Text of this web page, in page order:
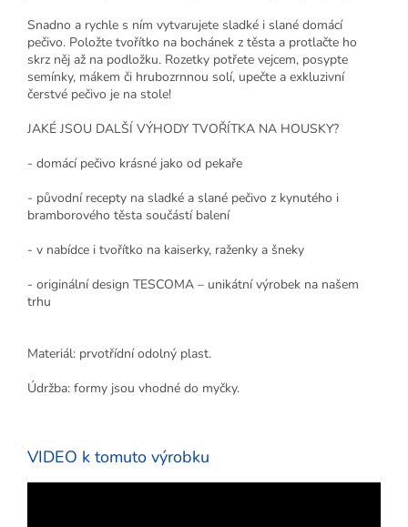
Snadno a rychle s ním vytvarujete sladké i slané domácí
pečivo. Položte tvořítko na bochánek z těsta a protlačte ho
skrz něj až na podložku. Rozetky potřete vejcem, posypte
semínky, mákem či hrubozrnnou solí, upečte a exkluzivní
čerstvé pečivo je na stole!
JAKÉ JSOU DALŠÍ VÝHODY TVOŘÍTKA NA HOUSKY?
- domácí pečivo krásné jako od pekaře
- původní recepty na sladké a slané pečivo z kynutého i
bramborového těsta součástí balení
- v nabídce i tvořítko na kaiserky, raženky a šneky
- originální design TESCOMA – unikátní výrobek na našem
trhu
Materiál: prvotřídní odolný plast.
Údržba: formy jsou vhodné do myčky.
VIDEO k tomuto výrobku